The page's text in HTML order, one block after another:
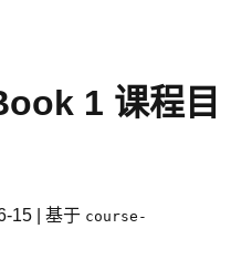
1 课程目
15 | 基于 course-